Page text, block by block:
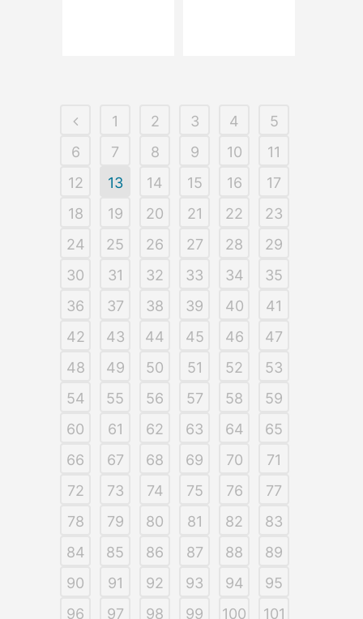
1 2 3 4
5
6
7 8 9 10
11
12
13 14 15 16
17
18
19 20 21 22
23
24
25 26 27 28
29
30
31 32 33 34
35
36
37 38 39 40
41
42
43 44 45 46
47
48
49 50 51 52
53
54
55 56 57 58
59
60
61 62 63 64
65
66
67 68 69 70
71
72
73 74 75 76
77
78
79 80 81 82
83
84
85 86 87 88
89
90
91 92 93 94
95
96
97 98 99 100 101